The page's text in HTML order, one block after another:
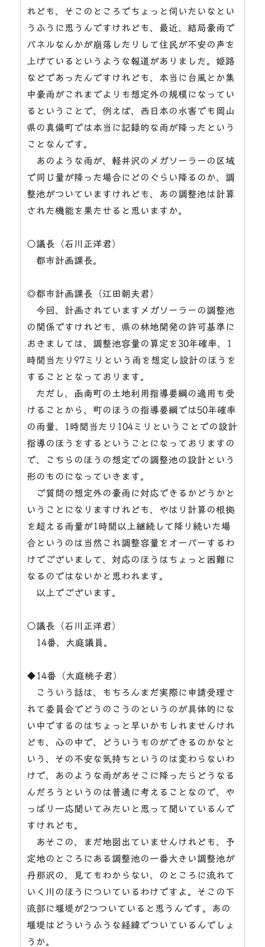
れども、そこのところでちょっと伺いたいなとい
うふうに思うんですけれども、最近、結局豪雨で
パネルなんかが崩落したりして住民が不安の声を
上げているというような報道がありました。姫路
などであったんですけれども、本当に台風とか集
中豪雨がこれまでよりも想定外の規模になってい
るということで、例えば、西日本の水害でも岡山
県の真備町では本当に記録的な雨が降ったという
ことなんです。
あのような雨が、軽井沢のメガソーラーの区域
で同じ量が降った場合にどのぐらい降るのか、調
整池がついていますけれども、あの調整池は計算
された機能を果たせると思いますか。
○議長（石川正洋君）
都市計画課長。
◎都市計画課長（江田朝夫君）
今回、計画されていますメガソーラーの調整池
の関係ですけれども、県の林地開発の許可基準に
おきましては、調整池容量の算定を30年確率、1
時間当たり97ミリという雨を想定し設計のほうを
することとなっております。
ただし、函南町の土地利用指導要綱の適用も受
けることから、町のほうの指導要綱では50年確率
の雨量、1時間当たり104ミリということでの設計
指導のほうをするということになっておりますの
で、こちらのほうの想定での調整池の設計という
形のものになっていきます。
ご質問の想定外の豪雨に対応できるかどうかと
いうことになりますけれども、やはり計算の根拠
を超える雨量が1時間以上継続して降り続いた場
合というのは当然これ調整容量をオーバーするわ
けでございまして、対応のほうはちょっと困難に
なるのではないかと思われます。
以上でございます。
○議長（石川正洋君）
14番、大庭議員。
◆14番（大庭桃子君）
こういう話は、もちろんまだ実際に申請受理さ
れて委員会でどうのこうのというのが具体的にな
い中でするのはちょっと早いかもしれませんけれ
ども、心の中で、どういうものができるのかなと
いう、その不安な気持ちというのは変わらないわ
けで、あのような雨があそこに降ったらどうなる
んだろうというのは普通に考えることなので、や
っぱり一応聞いてみたいと思って聞いているんで
すけれども。
あそこの、まだ地図出ていませんけれども、予
定地のところにある調整池の一番大きい調整池が
丹那沢の、見てもわからない、のところに流れて
いく川のほうについているわけですよ。そこの下
流部に堰堤が2つついていると思うんです。あの
堰堤はどういうふうな経緯でついているんでしょ
うか。